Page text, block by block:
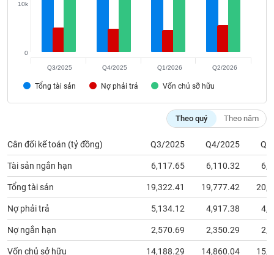
Tổng tài sản Nợ phải trả Vốn chủ sỡ hữu
0
10k
Q3/2025 Q4/2025 Q1/2026 Q2/2026
Theo quý Theo năm
Cân đối kế toán (tỷ đồng) Q3/2025 Q4/2025
Tài sản ngắn hạn 6,117.65 6,110.32
Tổng tài sản 19,322.41 19,777.42
Nợ phải trả 5,134.12 4,917.38
Nợ ngắn hạn 2,570.69 2,350.29
Vốn chủ sở hữu 14,188.29 14,860.04
thông
tài
Dữ